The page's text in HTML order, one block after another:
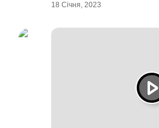
18 Січня, 2023